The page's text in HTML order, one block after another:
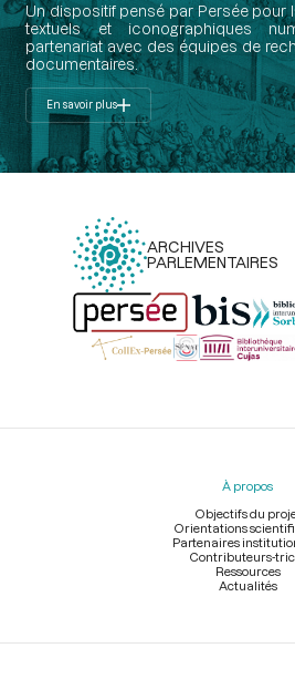
Un dispositif pensé par Persée pour
textuels et iconographiques
partenariat avec des équipes de
documentaires.
En savoir plus
ARCHIVES
PARLEMENTAIRES
Menu
À propos
Objectifs du
Orientations
Partenaires
Contributeurs-
Ressources
Actualités